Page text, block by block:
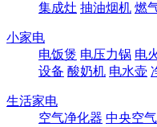
集成灶 抽油烟机 燃
小家电
电饭煲 电压力锅 电
设备 酸奶机 电水壶
生活家电
空气净化器 中央空